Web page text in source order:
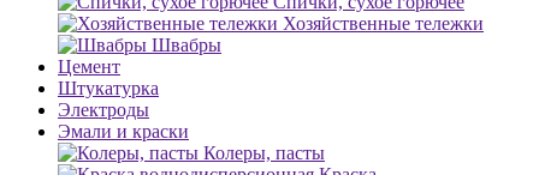
Хозяйственные тележки
Швабры
Цемент
Штукатурка
Электроды
Эмали и краски
Колеры, пасты